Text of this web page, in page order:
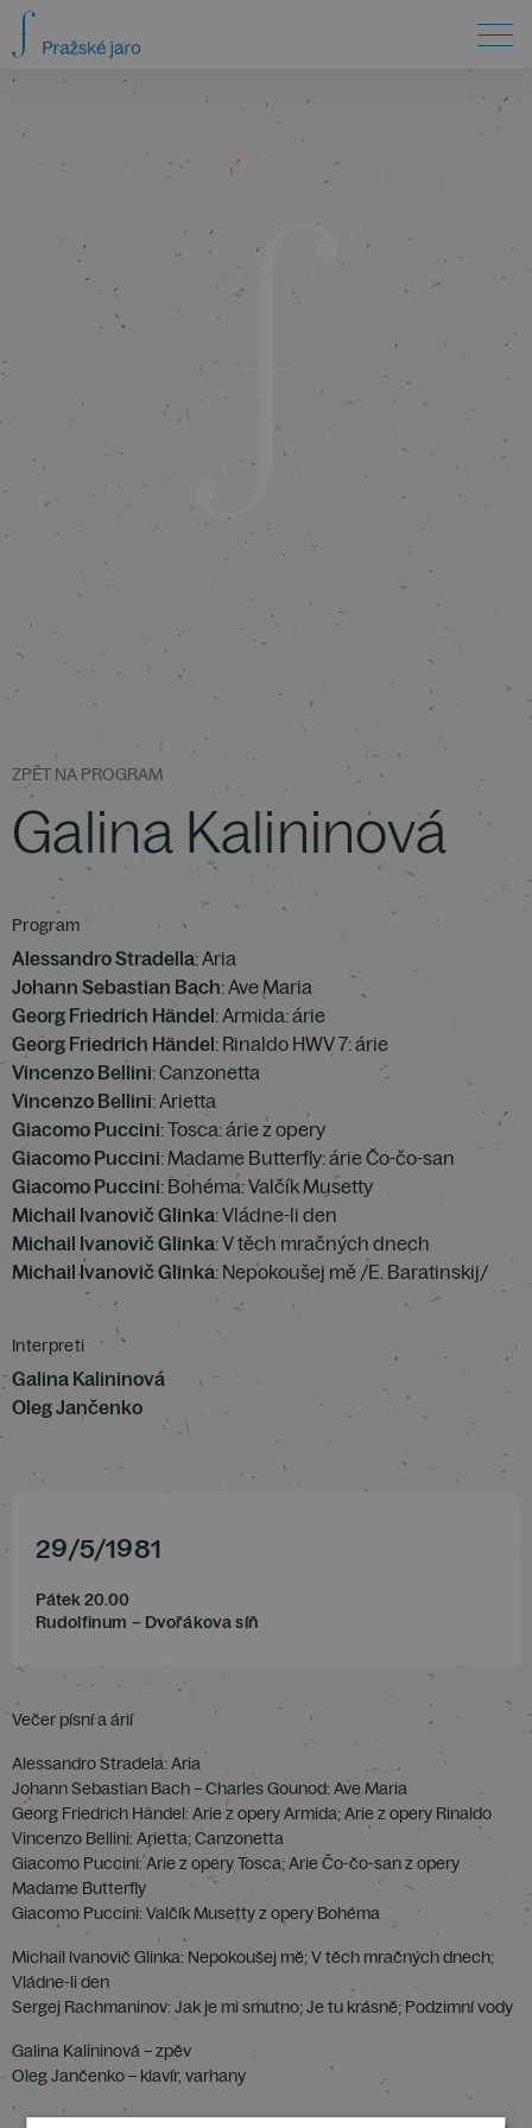
ZPĚT NA PROGRAM
Galina Kalininová
Program
Alessandro Stradella: Aria
Johann Sebastian Bach: Ave Maria
Georg Friedrich Händel: Armida: árie
Georg Friedrich Händel: Rinaldo HWV 7: árie
Vincenzo Bellini: Canzonetta
Vincenzo Bellini: Arietta
Giacomo Puccini: Tosca: árie z opery
Giacomo Puccini: Madame Butterfly: árie Čo-čo-san
Giacomo Puccini: Bohéma: Valčík Musetty
Michail Ivanovič Glinka: Vládne-li den
Michail Ivanovič Glinka: V těch mračných dnech
Michail Ivanovič Glinka: Nepokoušej mě /E. Baratinskij/
Interpreti
Galina Kalininová
Oleg Jančenko
29/5/1981
Pátek 20.00
Rudolfinum – Dvořákova síň
Večer písní a árií
Alessandro Stradela: Aria
Johann Sebastian Bach – Charles Gounod: Ave Maria
Georg Friedrich Händel: Arie z opery Armida; Arie z opery Rinaldo
Vincenzo Bellini: Arietta; Canzonetta
Giacomo Puccini: Arie z opery Tosca; Arie Čo-čo-san z opery
Madame Butterfly
Giacomo Puccini: Valčík Musetty z opery Bohéma
Michail lvanovič Glinka: Nepokoušej mě; V těch mračných dnech;
Vládne-li den
Sergej Rachmaninov: Jak je mi smutno; Je tu krásně; Podzimní vody
Galina Kalininová – zpěv
Oleg Jančenko – klavír, varhany